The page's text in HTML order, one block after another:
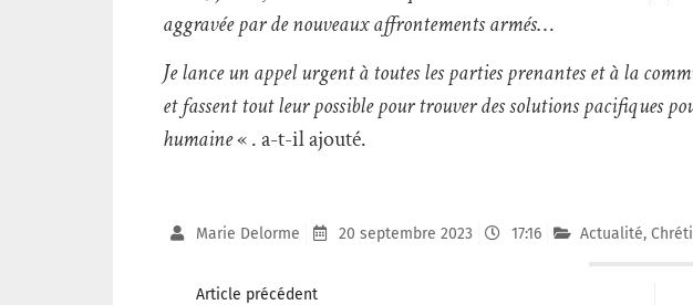
aggravée par de nouveaux affrontements armés…
Je lance un appel urgent à toutes les parties prenantes et à la
et fassent tout leur possible pour trouver des solutions pacifiques
humaine« . a-t-il ajouté.
Marie Delorme 20 septembre 2023 17:16 Actualité,
Article précédent